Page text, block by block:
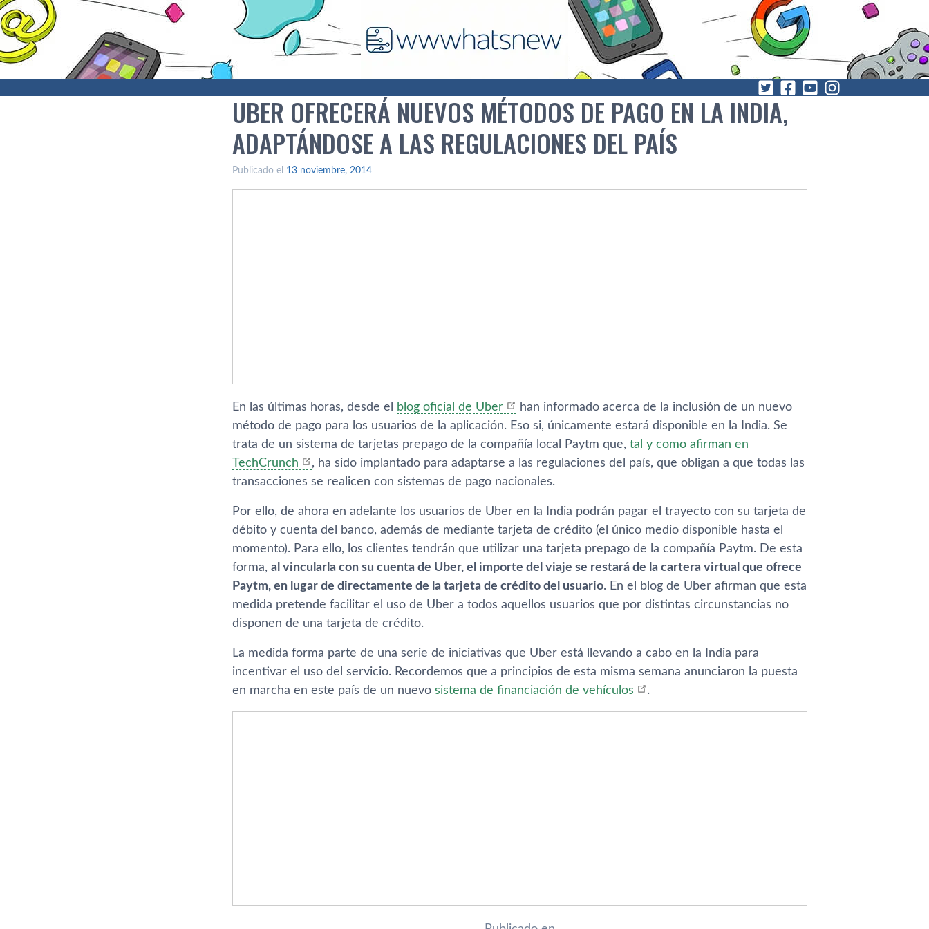
UBER OFRECERÁ NUEVOS MÉTODOS DE PAGO EN LA INDIA,
ADAPTÁNDOSE A LAS REGULACIONES DEL PAÍ­S
Publicado el 13 noviembre, 2014
En las últimas horas, desde el blog oficial de Uber
han informado acerca de la inclusión de un nuevo
método de pago para los usuarios de la aplicación. Eso si, únicamente estará disponible en la India. Se
trata de un sistema de tarjetas prepago de la compañí­a local Paytm que, tal y como afirman en
TechCrunch
, ha sido implantado para adaptarse a las regulaciones del paí­s, que obligan a que todas las
transacciones se realicen con sistemas de pago nacionales.
Por ello, de ahora en adelante los usuarios de Uber en la India podrán pagar el trayecto con su tarjeta de
débito y cuenta del banco, además de mediante tarjeta de crédito (el único medio disponible hasta el
momento). Para ello, los clientes tendrán que utilizar una tarjeta prepago de la compañí­a Paytm. De esta
forma, al vincularla con su cuenta de Uber, el importe del viaje se restará de la cartera virtual que ofrece
Paytm, en lugar de directamente de la tarjeta de crédito del usuario. En el blog de Uber afirman que esta
medida pretende facilitar el uso de Uber a todos aquellos usuarios que por distintas circunstancias no
disponen de una tarjeta de crédito.
La medida forma parte de una serie de iniciativas que Uber está llevando a cabo en la India para
incentivar el uso del servicio. Recordemos que a principios de esta misma semana anunciaron la puesta
en marcha en este paí­s de un nuevo sistema de financiación de vehí­culos .